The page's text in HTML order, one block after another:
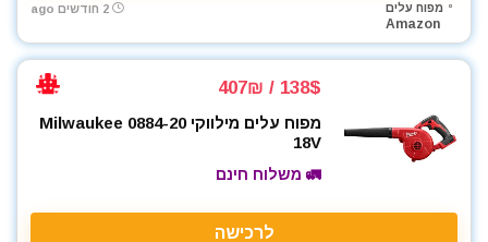
מפוח עלים
Amazon
2 חודשים ago
138$ / 407₪
מפוח עלים מילווקי Milwaukee 0884-20
18V
🚛 משלוח חינם
לרכישה